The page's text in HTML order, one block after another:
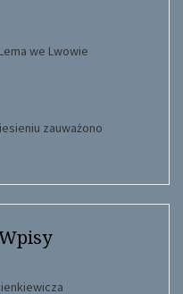
we Lwowie
zauważono